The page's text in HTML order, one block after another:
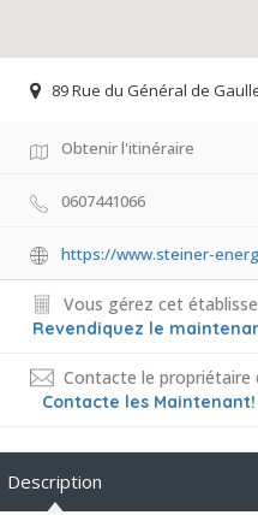
89 Rue du Général de
Obtenir l'itinéraire
0607441066
https://www.steiner-
Vous gérez cet
Revendiquez le
Contacte le propriétaire
Contacte les Maintenant!
Description